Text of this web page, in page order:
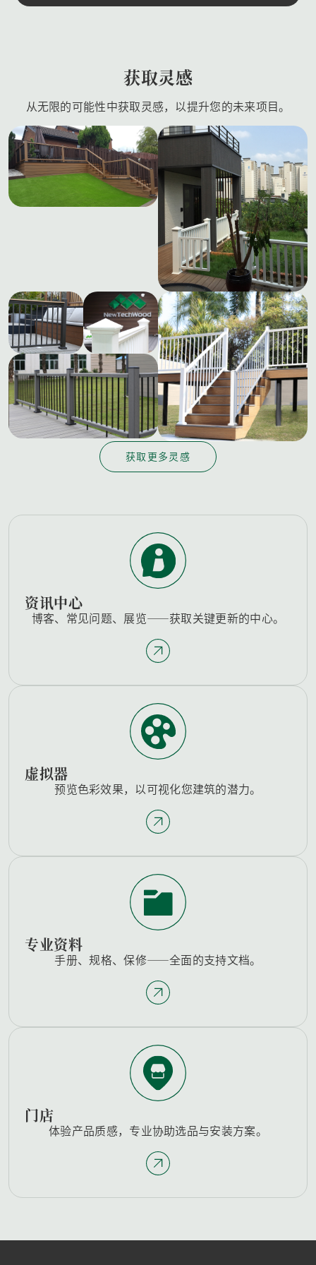
获取灵感
从无限的可能性中获取灵感，以提升您的未来项目。
获取更多灵感
资讯中心
博客、常见问题、展览——获取关键更新的中心。
虚拟器
预览色彩效果，以可视化您建筑的潜力。
专业资料
手册、规格、保修——全面的支持文档。
门店
体验产品质感，专业协助选品与安装方案。